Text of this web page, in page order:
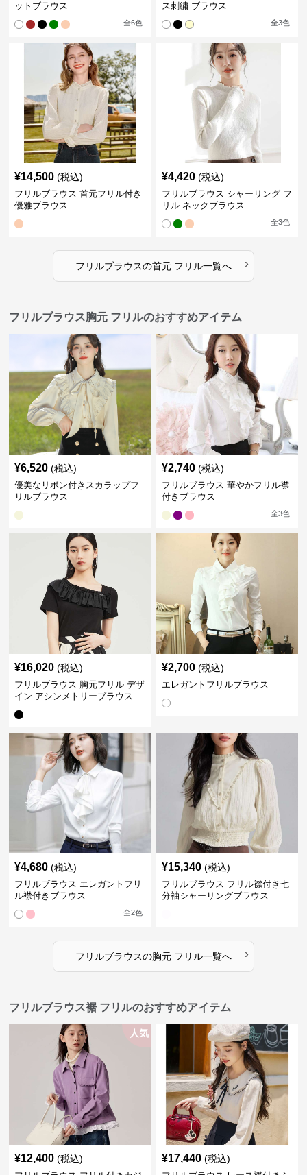
ットブラウス
全6色
ス刺繍 ブラウス
全3色
¥14,500 (税込)
フリルブラウス 首元フリル付き
優雅ブラウス
¥4,420 (税込)
フリルブラウス シャーリング フ
リル ネックブラウス
全3色
フリルブラウスの首元 フリル一覧へ ›
フリルブラウス胸元 フリルのおすすめアイテム
¥6,520 (税込)
優美なリボン付きスカラップフ
リルブラウス
¥2,740 (税込)
フリルブラウス 華やかフリル襟
付きブラウス
全3色
¥16,020 (税込)
フリルブラウス 胸元フリル デザ
イン アシンメトリーブラウス
¥2,700 (税込)
エレガントフリルブラウス
¥4,680 (税込)
フリルブラウス エレガントフリ
ル襟付きブラウス
全2色
¥15,340 (税込)
フリルブラウス フリル襟付き七
分袖シャーリングブラウス
フリルブラウスの胸元 フリル一覧へ ›
フリルブラウス裾 フリルのおすすめアイテム
人気
¥12,400 (税込) ¥17,440 (税込)